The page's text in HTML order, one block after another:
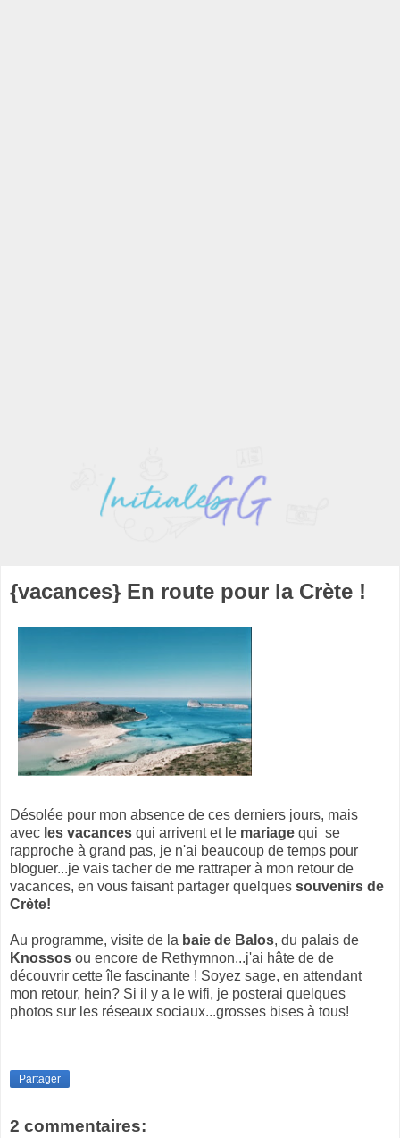
{vacances} En route pour la Crète !
Désolée pour mon absence de ces derniers jours, mais
avec les vacances qui arrivent et le mariage qui se
rapproche à grand pas, je n'ai beaucoup de temps pour
bloguer...je vais tacher de me rattraper à mon retour de
vacances, en vous faisant partager quelques souvenirs de
Crète!
Au programme, visite de la baie de Balos, du palais de
Knossos ou encore de Rethymnon...j'ai hâte de de
découvrir cette île fascinante ! Soyez sage, en attendant
mon retour, hein? Si il y a le wifi, je posterai quelques
photos sur les réseaux sociaux...grosses bises à tous!
Partager
2 commentaires: